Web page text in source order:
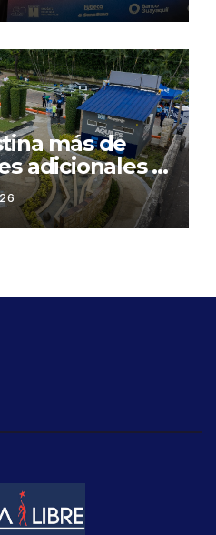
más de
adicionales a
fortalecer la